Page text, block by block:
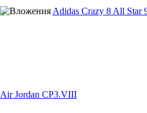
Adidas Crazy 8 All Star
Air Jordan CP3.VIII